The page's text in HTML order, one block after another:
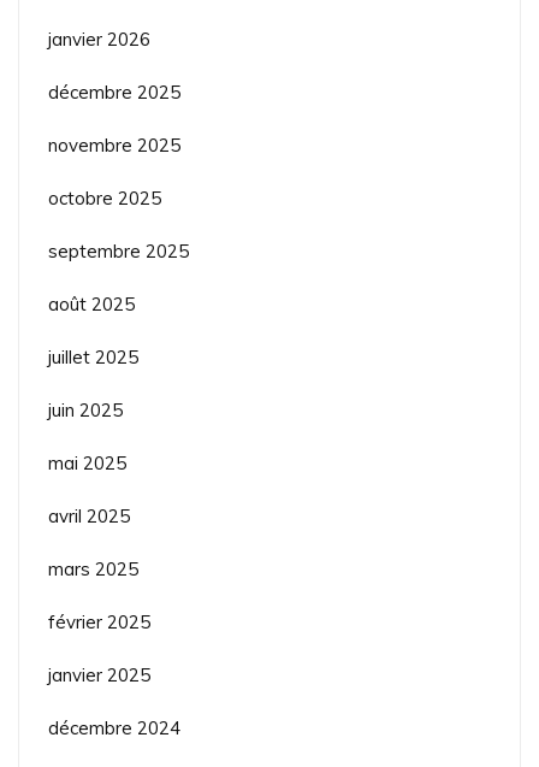
janvier 2026
décembre 2025
novembre 2025
octobre 2025
septembre 2025
août 2025
juillet 2025
juin 2025
mai 2025
avril 2025
mars 2025
février 2025
janvier 2025
décembre 2024